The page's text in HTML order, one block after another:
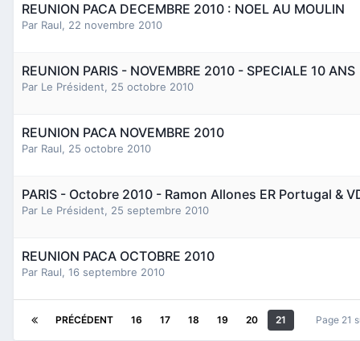
REUNION PACA DECEMBRE 2010 : NOEL AU MOULIN
Par Raul, 22 novembre 2010
REUNION PARIS - NOVEMBRE 2010 - SPECIALE 10 ANS
Par Le Président 25 octobre 2010
REUNION PACA NOVEMBRE 2010
Par Raul, 25 octobre 2010
PARIS - Octobre 2010 - Ramon Allones ER Portugal &
Par Le Président 25 septembre 2010
REUNION PACA OCTOBRE 2010
Par Raul, 16 septembre 2010
PRÉCÉDENT 16 17 18 19 20 21 Page 21